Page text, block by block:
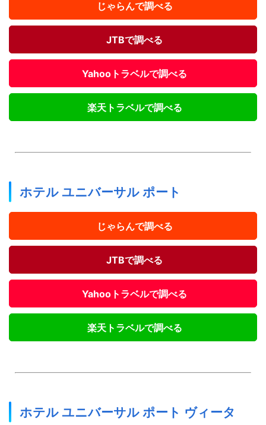
じゃらんで調べる
JTBで調べる
Yahooトラベルで調べる
楽天トラベルで調べる
ホテル ユニバーサル ポート
じゃらんで調べる
JTBで調べる
Yahooトラベルで調べる
楽天トラベルで調べる
ホテル ユニバーサル ポート ヴィータ